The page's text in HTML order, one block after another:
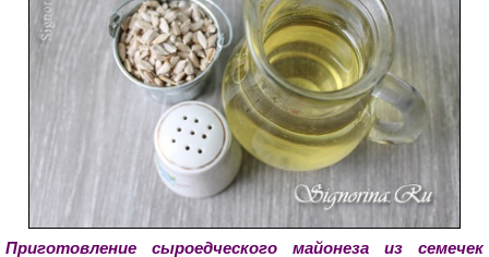
Приготовление сыроедческого майонеза из семечек